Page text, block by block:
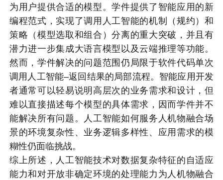
为用户提供合适的模型。学件提供了智能应用的新
编程范式，实现了调用人工智能的机制（规约）和
策略（模型选取和组合）分离的重大突破，并且有
潜力进一步集成大语言模型以及云端推理等功能。
然而，学件解决的问题范围仍局限于软件代码单次
调用人工智能–返回结果的局部流程。智能应用开发
者通常可以轻易说明高层次的业务需求和设计，但
难以直接描述每个模型的具体需求，因而学件并不
能解决所有问题。人工智能如何服务人机物融合场
景的环境复杂性、业务逻辑多样性、应用需求的模
糊性仍面临挑战。
综上所述，人工智能技术对数据复杂特征的自适应
能力和对开放非确定环境的处理能力为人机物融合